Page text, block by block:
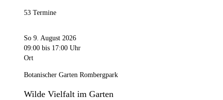
53 Termine
So 9. August 2026
09:00 bis 17:00 Uhr
Ort
Botanischer Garten Rombergpark
Wilde Vielfalt im Garten